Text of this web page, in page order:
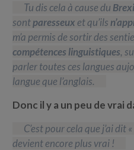
Tu dis cela à cause du
sontparesseux et qu’ils
m’a permis de sortir des
compétences linguistiques,
parler toutes ces langues
langue que l’anglais.
Donc il y a un peu de vrai
C’est pour cela que j’ai dit «
devient encore plus vrai !